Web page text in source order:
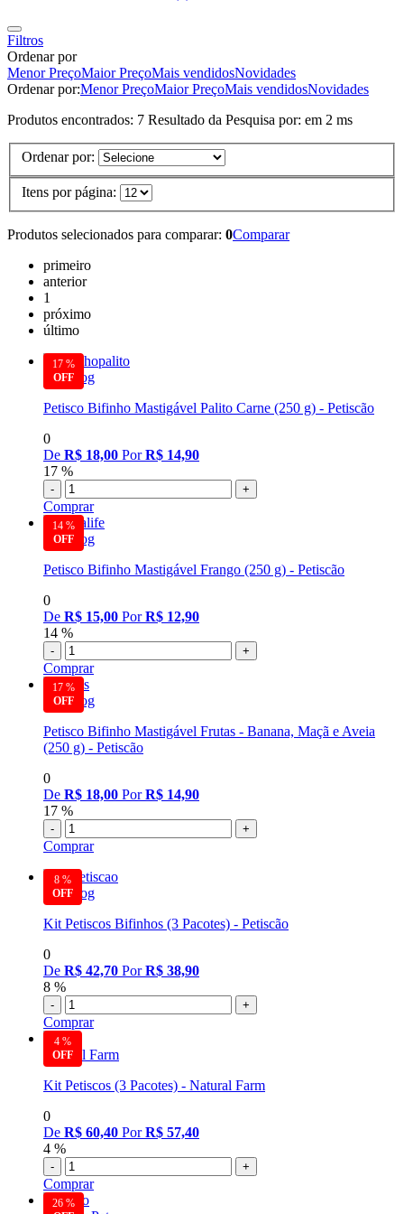
Filtros
Ordenar por
Menor PreçoMaior PreçoMais vendidosNovidades
Ordenar por:Menor PreçoMaior PreçoMais vendidosNovidades
Produtos encontrados: 7 Resultado da Pesquisa por: em 2 ms
Ordenar por:
Itens por página:
Produtos selecionados para comparar: 0Comparar
primeiro
anterior
1
próximo
último
17 %
Nutridog
Petisco Bifinho Mastigável Palito Carne (250 g) - Petiscão
0
De R$ 18,00 PorR$ 14,90
17 %
- +
Comprar
14 %
Nutridog
Petisco Bifinho Mastigável Frango (250 g) - Petiscão
0
De R$ 15,00 PorR$ 12,90
14 %
- +
Comprar
17 %
Nutridog
Petisco Bifinho Mastigável Frutas - Banana, Maçã e Aveia
(250 g) - Petiscão
0
De R$ 18,00 PorR$ 14,90
17 %
- +
Comprar
8 %
Nutridog
Kit Petiscos Bifinhos (3 Pacotes) - Petiscão
0
De R$ 42,70 PorR$ 38,90
8 %
- +
Comprar
4 %
Natural Farm
Kit Petiscos (3 Pacotes) - Natural Farm
0
De R$ 60,40 PorR$ 57,40
4 %
- +
Comprar
26 %